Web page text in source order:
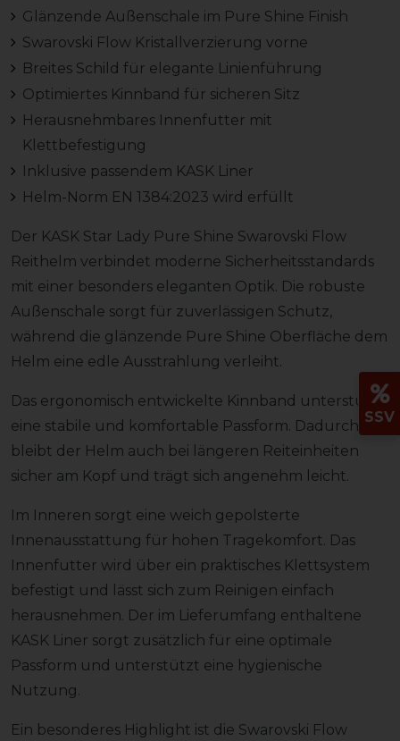
Glänzende Außenschale im Pure Shine Finish
Swarovski Flow Kristallverzierung vorne
Breites Schild für elegante Linienführung
Optimiertes Kinnband für sicheren Sitz
Herausnehmbares Innenfutter mit
Klettbefestigung
Inklusive passendem KASK Liner
Helm-Norm EN 1384:2023 wird erfüllt
Der KASK Star Lady Pure Shine Swarovski Flow
Reithelm verbindet moderne Sicherheitsstandards
mit einer besonders eleganten Optik. Die robuste
Außenschale sorgt für zuverlässigen Schutz,
während die glänzende Pure Shine Oberfläche dem
Helm eine edle Ausstrahlung verleiht.
Das ergonomisch entwickelte Kinnband unterstützt
eine stabile und komfortable Passform. Dadurch
bleibt der Helm auch bei längeren Reiteinheiten
sicher am Kopf und trägt sich angenehm leicht.
Im Inneren sorgt eine weich gepolsterte
Innenausstattung für hohen Tragekomfort. Das
Innenfutter wird über ein praktisches Klettsystem
befestigt und lässt sich zum Reinigen einfach
herausnehmen. Der im Lieferumfang enthaltene
KASK Liner sorgt zusätzlich für eine optimale
Passform und unterstützt eine hygienische
Nutzung.
Ein besonderes Highlight ist die Swarovski Flow
SSV